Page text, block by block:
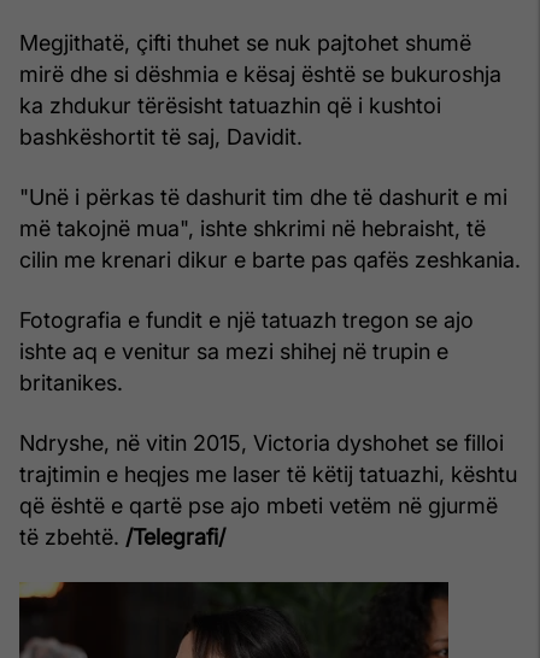
Megjithatë, çifti thuhet se nuk pajtohet shumë
mirë dhe si dëshmia e kësaj është se bukuroshja
ka zhdukur tërësisht tatuazhin që i kushtoi
bashkëshortit të saj, Davidit.
"Unë i përkas të dashurit tim dhe të dashurit e mi
më takojnë mua", ishte shkrimi në hebraisht, të
cilin me krenari dikur e barte pas qafës zeshkania.
Fotografia e fundit e një tatuazh tregon se ajo
ishte aq e venitur sa mezi shihej në trupin e
britanikes.
Ndryshe, në vitin 2015, Victoria dyshohet se filloi
trajtimin e heqjes me laser të këtij tatuazhi, kështu
që është e qartë pse ajo mbeti vetëm në gjurmë
të zbehtë. /Telegrafi/